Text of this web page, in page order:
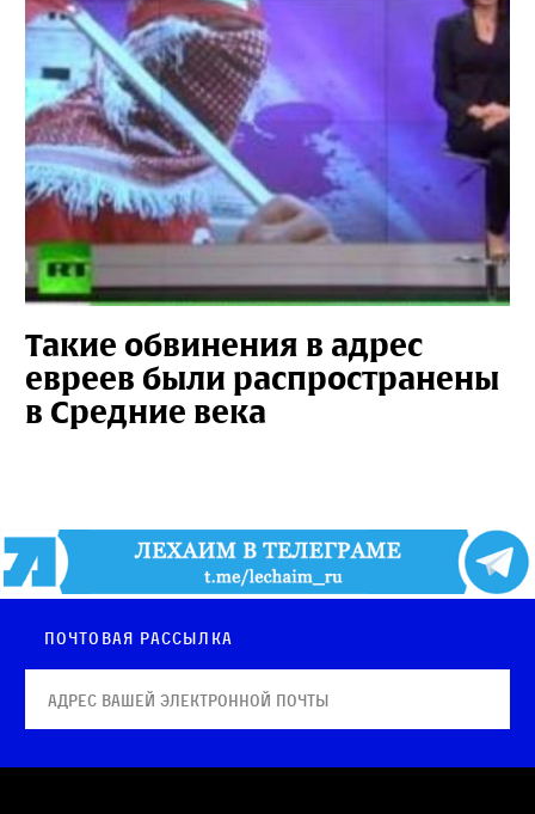
Такие обвинения в адрес
евреев были распространены
в Средние века
Почтовая рассылка